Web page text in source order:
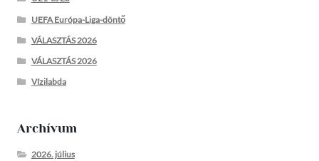
UEFA Európa-Liga-döntő
VÁLASZTÁS 2026
VÁLASZTÁS 2026
Vízilabda
Archívum
2026. július